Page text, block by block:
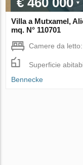
Villa a Mutxamel,
mq. N° 110701
Camere da
Superficie
Bennecke